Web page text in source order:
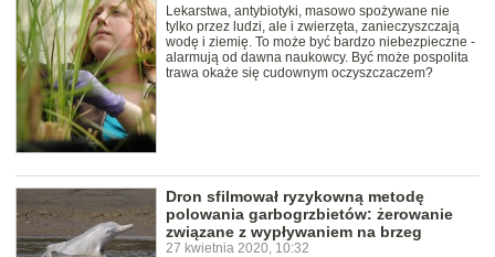
Lekarstwa, antybiotyki, masowo spożywane nie
tylko przez ludzi, ale i zwierzęta, zanieczyszczają
wodę i ziemię. To może być bardzo niebezpieczne -
alarmują od dawna naukowcy. Być może pospolita
trawa okaże się cudownym oczyszczaczem?
Dron sfilmował ryzykowną metodę
polowania garbogrzbietów: żerowanie
związane z wypływaniem na brzeg
27 kwietnia 2020, 10:32